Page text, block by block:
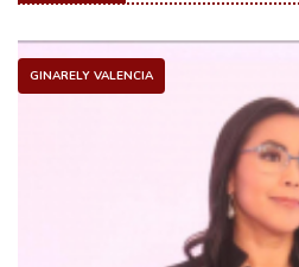
GINARELY VALENCIA